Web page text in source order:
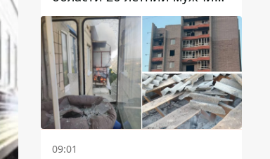
избил трех человек
металлическим предметом
09:01